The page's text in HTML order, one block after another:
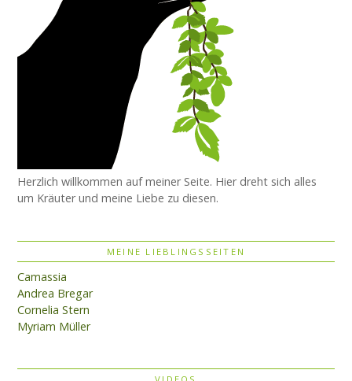
Herzlich willkommen auf meiner Seite. Hier dreht sich alles
um Kräuter und meine Liebe zu diesen.
MEINE LIEBLINGSSEITEN
Camassia
Andrea Bregar
Cornelia Stern
Myriam Müller